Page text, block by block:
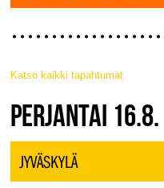
Katso kaikki tapahtumat
JAZZ FINLAND LIVE
PERJANTAI 16.8.
JYVÄSKYLÄ